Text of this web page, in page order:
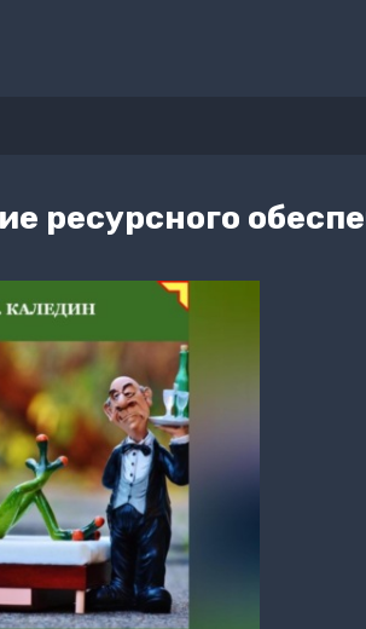
ресурсного